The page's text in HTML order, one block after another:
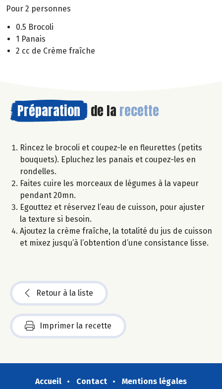
Pour 2 personnes
0.5 Brocoli
1 Panais
2 cc de Crème fraîche
Préparation de la recette
Rincez le brocoli et coupez-le en fleurettes (petits
bouquets). Epluchez les panais et coupez-les en
rondelles.
Faites cuire les morceaux de légumes à la vapeur
pendant 20mn.
Egouttez et réservez l’eau de cuisson, pour ajuster
la texture si besoin.
Ajoutez la crème fraîche, la totalité du jus de cuisson
et mixez jusqu’à l’obtention d’une consistance lisse.
Retour à la liste
Imprimer la recette
Accueil Contact
Mentions légales